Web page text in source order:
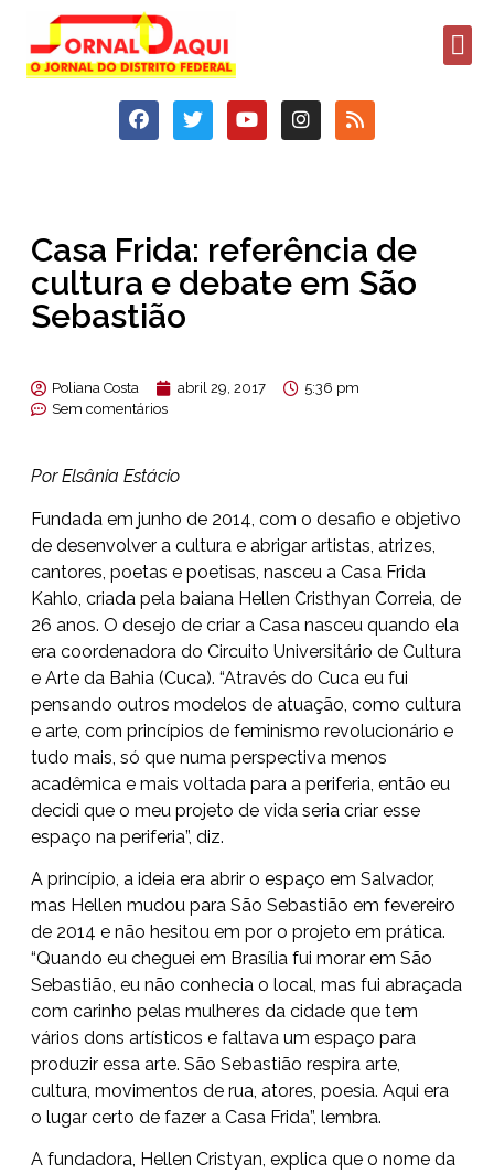
Casa Frida: referência de
cultura e debate em São
Sebastião
Poliana Costa abril 29, 2017
5:36 pm
Sem comentários
Por Elsânia Estácio
Fundada em junho de 2014, com o desafio e objetivo
de desenvolver a cultura e abrigar artistas, atrizes,
cantores, poetas e poetisas, nasceu a Casa Frida
Kahlo, criada pela baiana Hellen Cristhyan Correia, de
26 anos. O desejo de criar a Casa nasceu quando ela
era coordenadora do Circuito Universitário de Cultura
e Arte da Bahia (Cuca). “Através do Cuca eu fui
pensando outros modelos de atuação, como cultura
e arte, com princípios de feminismo revolucionário e
tudo mais, só que numa perspectiva menos
acadêmica e mais voltada para a periferia, então eu
decidi que o meu projeto de vida seria criar esse
espaço na periferia”, diz.
A princípio, a ideia era abrir o espaço em Salvador,
mas Hellen mudou para São Sebastião em fevereiro
de 2014 e não hesitou em por o projeto em prática.
“Quando eu cheguei em Brasília fui morar em São
Sebastião, eu não conhecia o local, mas fui abraçada
com carinho pelas mulheres da cidade que tem
vários dons artísticos e faltava um espaço para
produzir essa arte. São Sebastião respira arte,
cultura, movimentos de rua, atores, poesia. Aqui era
o lugar certo de fazer a Casa Frida”, lembra.
A fundadora, Hellen Cristyan, explica que o nome da